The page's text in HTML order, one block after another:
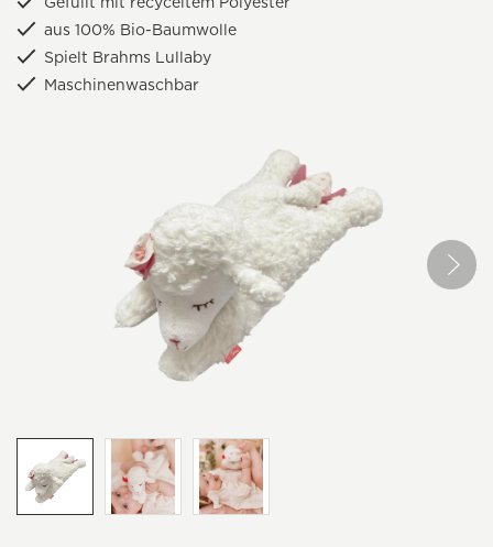
aus 100% Bio-Baumwolle
Spielt Brahms Lullaby
Maschinenwaschbar